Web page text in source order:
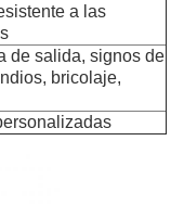
a las
de salida, signos de
bricolaje,